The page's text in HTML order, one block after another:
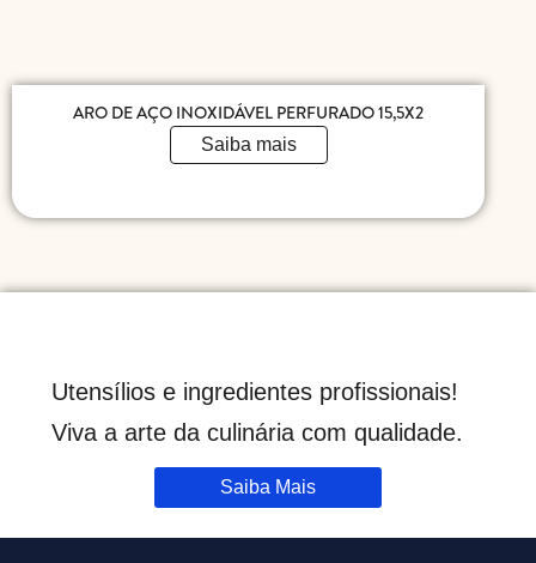
ARO DE AÇO INOXIDÁVEL PERFURADO 15,5X2
Saiba mais
Utensílios e ingredientes profissionais!
Viva a arte da culinária com qualidade.
Saiba Mais